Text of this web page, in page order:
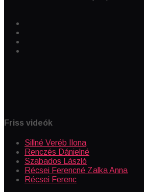
Friss videók
Sillné Veréb Ilona
Renczés Dánielné
Szabados László
Récsei Ferencné Zalka Anna
Récsei Ferenc